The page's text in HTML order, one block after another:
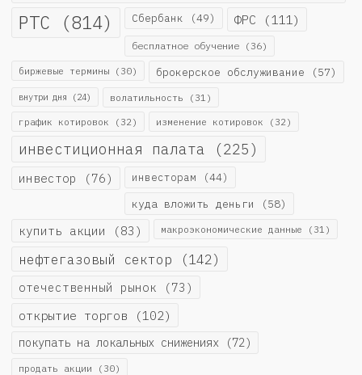
РТС (814) Сбербанк (49) ФРС (111)
бесплатное обучение (36)
биржевые термины (30) брокерское обслуживание (57)
внутри дня (24) волатильность (31)
график котировок (32) изменение котировок (32)
инвестиционная палата (225)
инвестор (76) инвесторам (44)
куда вложить деньги (58)
купить акции (83) макроэкономические данные (31)
нефтегазовый сектор (142)
отечественный рынок (73)
открытие торгов (102)
покупать на локальных снижениях (72)
продать акции (30)